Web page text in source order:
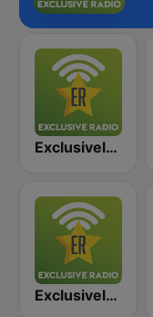
Exclusively Iron Maiden
Exclusively Pink Floyd